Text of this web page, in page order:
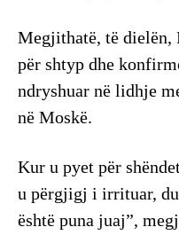
Megjithatë, të dielën,
për shtyp dhe
ndryshuar në lidhje
në Moskë.
Kur u pyet për
u përgjigj i irrituar,
është puna juaj”,